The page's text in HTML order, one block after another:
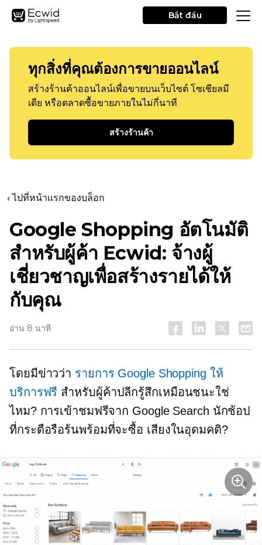
Bắt đầu
ทุกสิ่งที่คุณต้องการขายออนไลน์
สร้างร้านค้าออนไลน์เพื่อขายบนเว็บไซต์ โซเชียลมี
เดีย หรือตลาดซื้อขายภายในไม่กี่นาที
สร้างร้านค้า
‹ ไปที่หน้าแรกของบล็อก
Google Shopping อัตโนมัติ
สำหรับผู้ค้า Ecwid: จ้างผู้
เชี่ยวชาญเพื่อสร้างรายได้ให้
กับคุณ
อ่าน 8 นาที
โดยมีข่าวว่า รายการ Google Shopping ให้
บริการฟรี สำหรับผู้ค้าปลีกรู้สึกเหมือนชนะใช่
ไหม? การเข้าชมฟรีจาก Google Search นักช้อป
ที่กระตือรือร้นพร้อมที่จะซื้อ เสียงในอุดมคติ?